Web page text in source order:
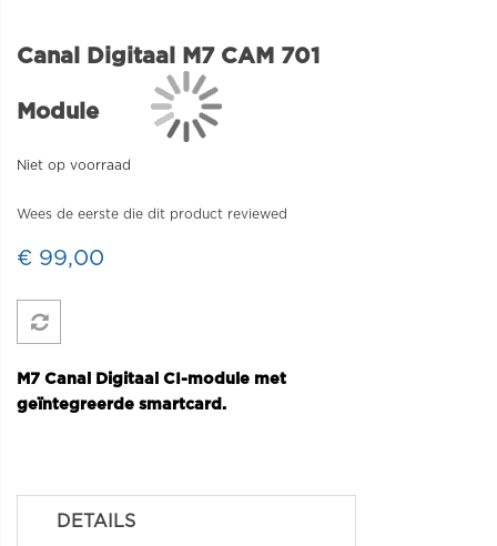
Canal Digitaal M7 CAM 701
Module
Niet op voorraad
Wees de eerste die dit product reviewed
€ 99,00
M7 Canal Digitaal CI-module met
geïntegreerde smartcard.
DETAILS